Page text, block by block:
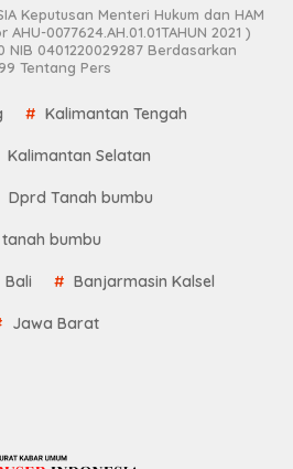
Keputusan Menteri Hukum dan HAM
0077624.AH.01.01TAHUN 2021 )
NIB 0401220029287 Berdasarkan
Tentang Pers
Kalimantan Tengah
Kalimantan Selatan
Dprd Tanah bumbu
bumbu
Bali Banjarmasin Kalsel
Jawa Barat